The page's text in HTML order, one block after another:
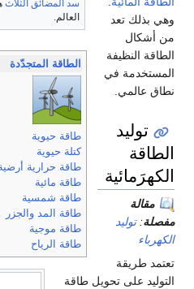
الثلاثهوأكبر محطة طاقة كهرمائيةفي
حيوية
حرارية أرضية
مائية
شمسية
المد والجزر
موجية
الرياح